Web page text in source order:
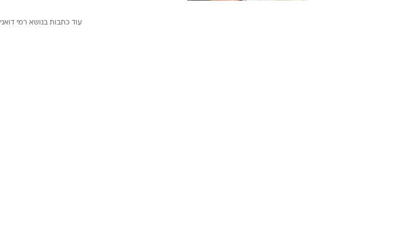
עוד כתבות בנושא רמי דואני